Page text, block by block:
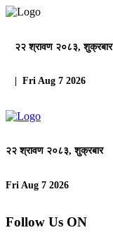
२२ श्रावण २०८३, शुक्रबार
| Fri Aug 7 2026
२२ श्रावण २०८३, शुक्रबार
Fri Aug 7 2026
Follow Us ON